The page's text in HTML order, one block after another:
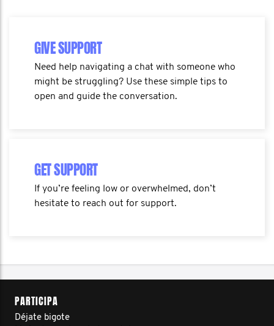
GIVE SUPPORT
Need help navigating a chat with someone who
might be struggling? Use these simple tips to
open and guide the conversation.
GET SUPPORT
If you’re feeling low or overwhelmed, don’t
hesitate to reach out for support.
PARTICIPA
Déjate bigote